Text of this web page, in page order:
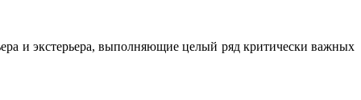
и экстерьера, выполняющие целый ряд критически важных